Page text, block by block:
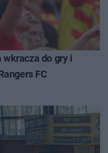
wkracza do gry i
FC